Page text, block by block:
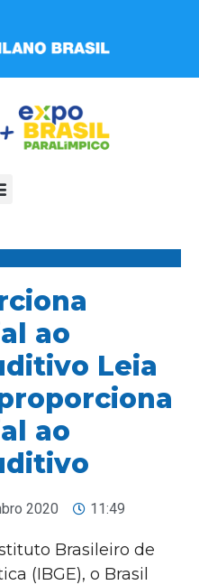
ao
Leia
ao
2020 11:49
Brasileiro de
(IBGE), o Brasil